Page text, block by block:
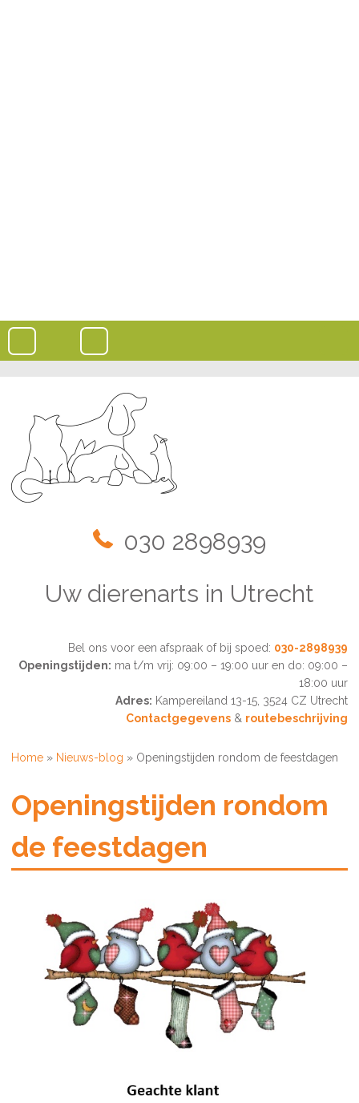
030 2898939
Uw dierenarts in Utrecht
Bel ons voor een afspraak of bij spoed: 030-2898939
Openingstijden: ma t/m vrij: 09:00 – 19:00 uur en do: 09:00 –
18:00 uur
Adres: Kampereiland 13-15, 3524 CZ Utrecht
Contactgegevens & routebeschrijving
Home » Nieuws-blog » Openingstijden rondom de feestdagen
Openingstijden rondom
de feestdagen